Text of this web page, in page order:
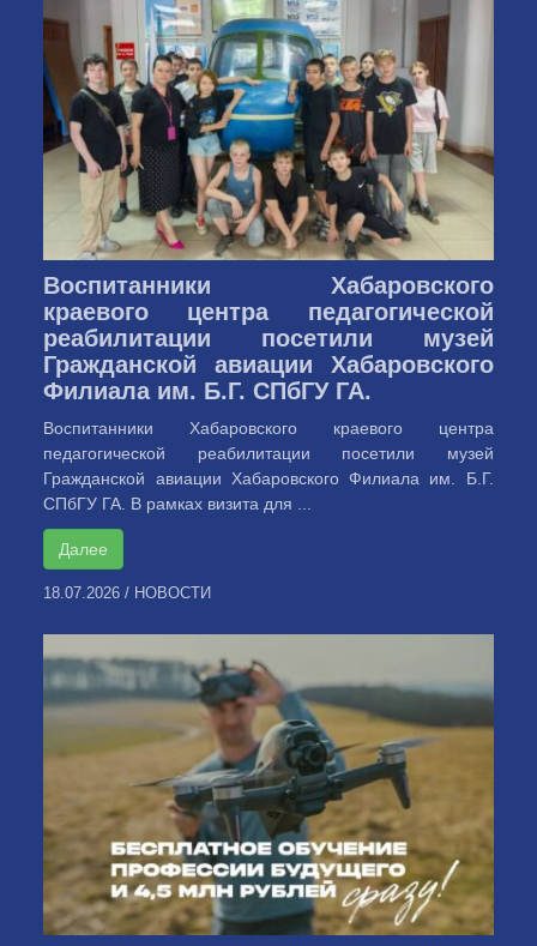
Воспитанники Хабаровского
краевого центра педагогической
реабилитации посетили музей
Гражданской авиации Хабаровского
Филиала им. Б.Г. СПбГУ ГА.
Воспитанники Хабаровского краевого центра
педагогической реабилитации посетили музей
Гражданской авиации Хабаровского Филиала им. Б.Г.
СПбГУ ГА. В рамках визита для ...
Далее
18.07.2026 / НОВОСТИ